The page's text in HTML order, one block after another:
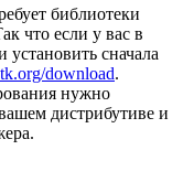
библиотеки
что если у вас в
сначала
download.
нужно
дистрибутиве и